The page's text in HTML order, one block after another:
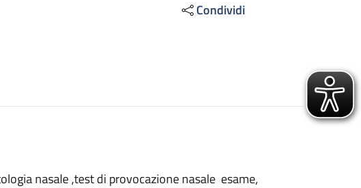
Condividi
nasale ,test di provocazione nasale esame,